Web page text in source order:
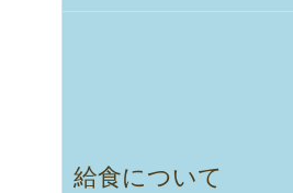
給食について